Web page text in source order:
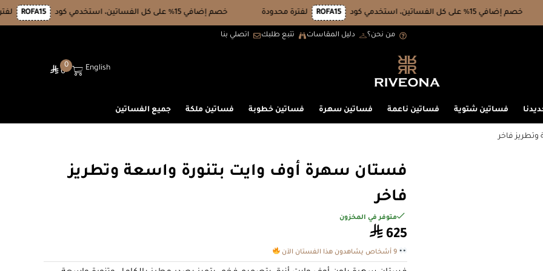
15% على كل الفساتين، استخدمي كود ROFA15 لفترة محدودة خصم إضافي 15% على كل الفساتين، استخدمي كود ROFA15 لفترة
من نحن؟ دليل المقاسات تتبع طلبك اتصلي بنا
0
⃁0 English
فساتين شتوية فساتين ناعمة فساتين سهرة فساتين خطوبة فساتين ملكة جميع الفساتين
فاخر
فستان سهرة أوف وايت بتنورة واسعة وتطريز
فاخر
متوفر في المخزون
⃁625